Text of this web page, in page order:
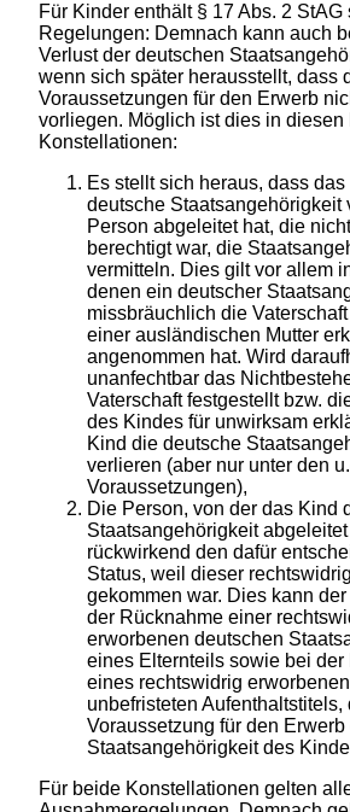
Für Kinder enthält § 17 Abs. 2
Regelungen: Demnach kann auch
Verlust der deutschen
wenn sich später herausstellt, dass
Voraussetzungen für den Erwerb
vorliegen. Möglich ist dies in diesen
Konstellationen:
Es stellt sich heraus, dass
deutsche Staatsangehörigkeit
Person abgeleitet hat, die
berechtigt war, die
vermitteln. Dies gilt vor allem
denen ein deutscher
missbräuchlich die
einer ausländischen Mutter
angenommen hat. Wird
unanfechtbar das
Vaterschaft festgestellt bzw.
des Kindes für unwirksam
Kind die deutsche
verlieren (aber nur unter den
Voraussetzungen),
Die Person, von der das Kind
Staatsangehörigkeit
rückwirkend den dafür
Status, weil dieser
gekommen war. Dies kann
der Rücknahme einer
erworbenen deutschen
eines Elternteils sowie bei der
eines rechtswidrig erworbenen
unbefristeten Aufenthaltstitels,
Voraussetzung für den Erwerb
Staatsangehörigkeit des
Für beide Konstellationen gelten